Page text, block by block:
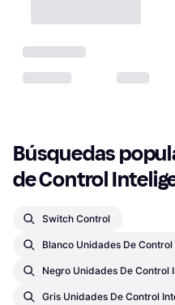
Búsquedas
de Control
Switch Control
Blanco Unidades De
Negro Unidades De Control
Gris Unidades De Control